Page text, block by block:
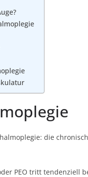
die
PEO tritt tendenziell